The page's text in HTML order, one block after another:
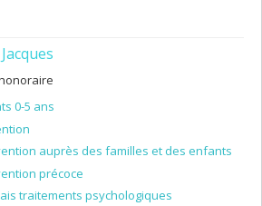
0-5 ans
auprès des familles et des enfants
précoce
traitements psychologiques